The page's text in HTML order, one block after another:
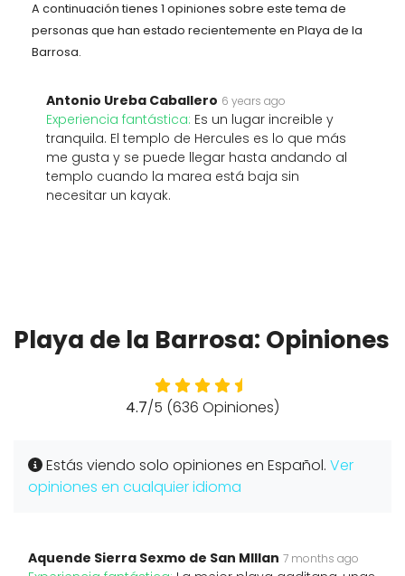
A continuación tienes 1 opiniones sobre este tema de
personas que han estado recientemente en Playa de la
Barrosa.
Antonio Ureba Caballero 6 years ago
Experiencia fantástica: Es un lugar increible y
tranquila. El templo de Hercules es lo que más
me gusta y se puede llegar hasta andando al
templo cuando la marea está baja sin
necesitar un kayak.
Playa de la Barrosa: Opiniones
4.7/5 (636 Opiniones)
Estás viendo solo opiniones en Español. Ver
opiniones en cualquier idioma
Aquende Sierra Sexmo de San MIllan 7 months ago